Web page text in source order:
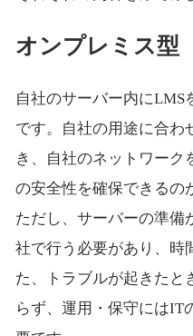
オンプレミス型
自社のサーバー内にLMS
です。自社の用途に合わ
き、自社のネットワーク
の安全性を確保できるの
ただし、サーバーの準備
社で行う必要があり、時
た、トラブルが起きたと
らず、運用・保守にはIT